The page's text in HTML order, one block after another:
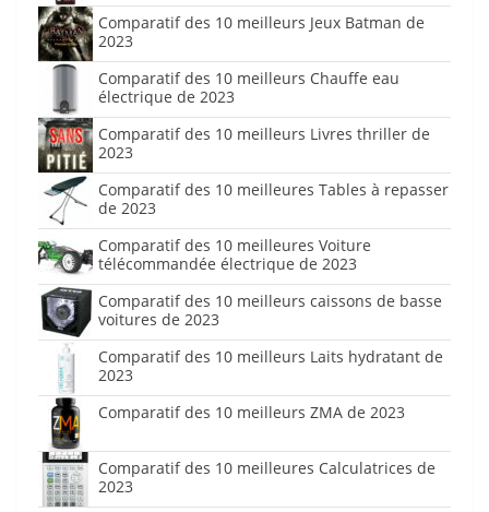
Comparatif des 10 meilleurs Jeux Batman de
2023
Comparatif des 10 meilleurs Chauffe eau
électrique de 2023
Comparatif des 10 meilleurs Livres thriller de
2023
Comparatif des 10 meilleures Tables à repasser
de 2023
Comparatif des 10 meilleures Voiture
télécommandée électrique de 2023
Comparatif des 10 meilleurs caissons de basse
voitures de 2023
Comparatif des 10 meilleurs Laits hydratant de
2023
Comparatif des 10 meilleurs ZMA de 2023
Comparatif des 10 meilleures Calculatrices de
2023